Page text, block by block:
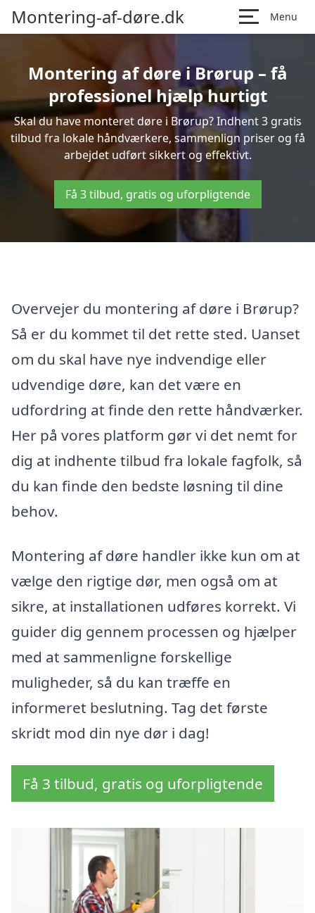
Montering-af-døre.dk Menu
Montering af døre i Brørup – få
professionel hjælp hurtigt
Skal du have monteret døre i Brørup? Indhent 3 gratis
tilbud fra lokale håndværkere, sammenlign priser og få
arbejdet udført sikkert og effektivt.
Få 3 tilbud, gratis og uforpligtende
Overvejer du montering af døre i Brørup?
Så er du kommet til det rette sted. Uanset
om du skal have nye indvendige eller
udvendige døre, kan det være en
udfordring at finde den rette håndværker.
Her på vores platform gør vi det nemt for
dig at indhente tilbud fra lokale fagfolk, så
du kan finde den bedste løsning til dine
behov.
Montering af døre handler ikke kun om at
vælge den rigtige dør, men også om at
sikre, at installationen udføres korrekt. Vi
guider dig gennem processen og hjælper
med at sammenligne forskellige
muligheder, så du kan træffe en
informeret beslutning. Tag det første
skridt mod din nye dør i dag!
Få 3 tilbud, gratis og uforpligtende